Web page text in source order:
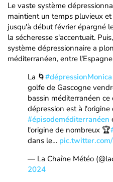
Le vaste système
maintient un temps pluvieux
jusqu'à début février épargné
la sécheresse s'accentuait.
système dépressionnaire a
méditerranéen, entre
La 🌀#dépressionMonica
golfe de Gascogne
bassin méditerranéen ce
dépression est à l'origine
#épisodeméditerranéen
l'origine de nombreux 🏆
dans le…
— La Chaîne Météo
2024